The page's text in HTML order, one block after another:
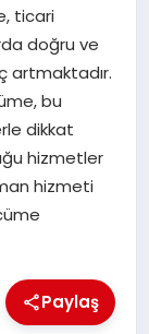
ticari
doğru ve
artmaktadır.
bu
dikkat
hizmetler
hizmeti
Paylaş